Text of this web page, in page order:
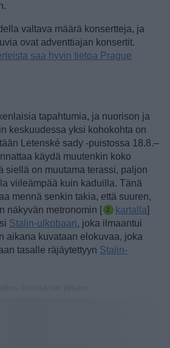
valtava määrä konsertteja, ja
ovat adventtiajan konsertit.
saa hyvin tietoa Prague
tapahtumia, ja nuorison ja
keskuudessa yksi kohokohta on
Letenské sady -puistossa 18.8.–
käydä muutenkin koko
siellä on muutama terassi, paljon
viileämpää kuin kaduilla. Tänä
mennä senkin takia, että suuren,
näkyvän metronomin [
kartalla]
Stalin-ulkobaari, joka ilmaantui
aikana kuvataan elokuvaa, joka
tasalle räjäytettyyn Stalin-